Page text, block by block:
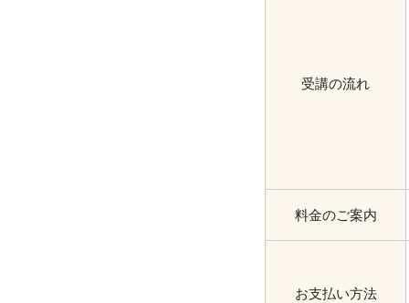
受講の流れ
料金のご案内
お支払い方法